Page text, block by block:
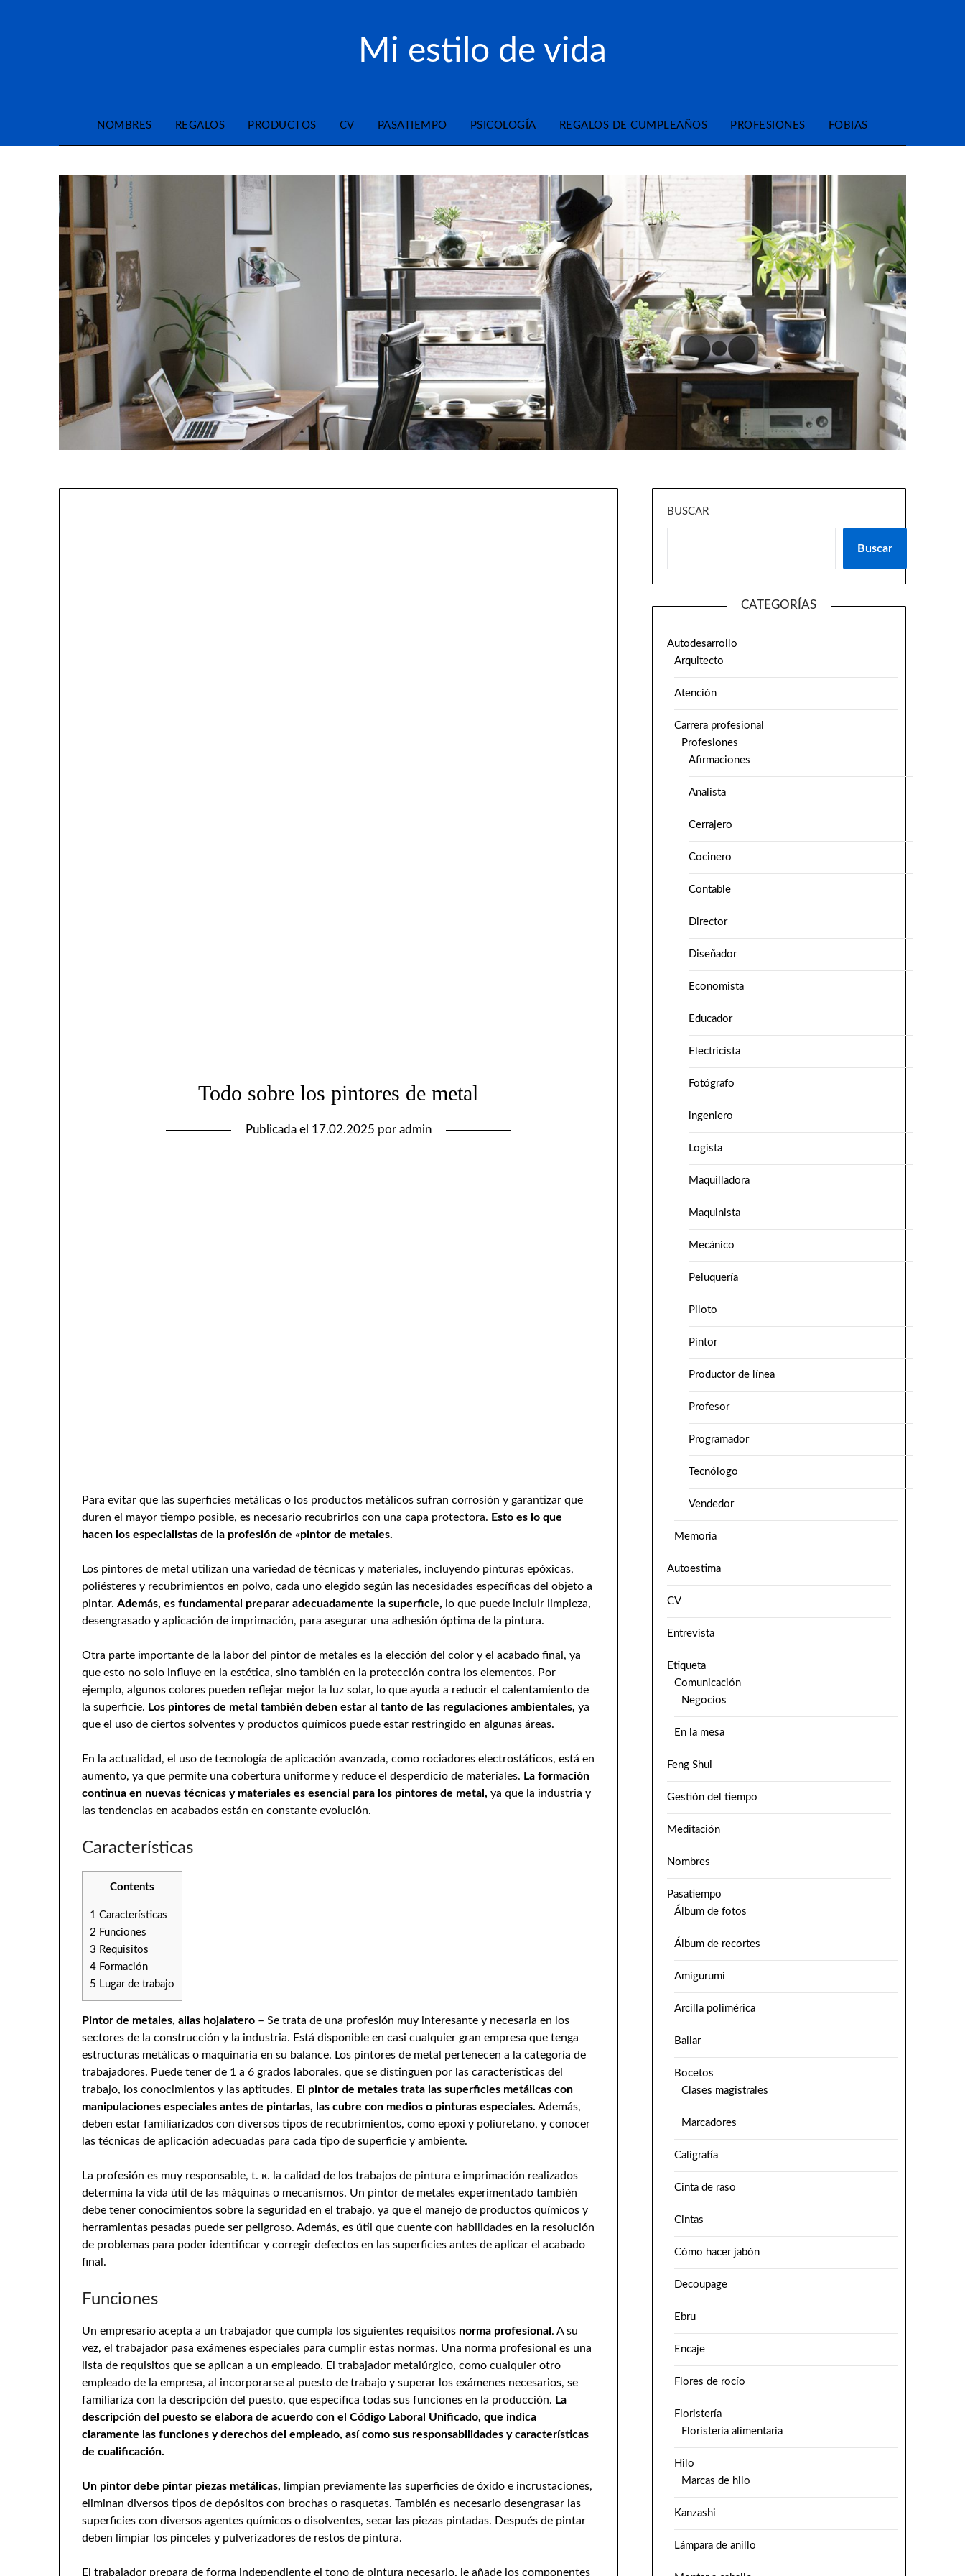
Mi estilo de vida
NOMBRES REGALOS PRODUCTOS CV PASATIEMPO PSICOLOGÍA REGALOS DE CUMPLEAÑOS PROFESIONES FOBIAS
Todo sobre los pintores de metal
Publicada el 17.02.2025 por admin
Para evitar que las superficies metálicas o los productos metálicos sufran corrosión y garantizar que
duren el mayor tiempo posible, es necesario recubrirlos con una capa protectora. Esto es lo que
hacen los especialistas de la profesión de «pintor de metales.
Los pintores de metal utilizan una variedad de técnicas y materiales, incluyendo pinturas epóxicas,
poliésteres y recubrimientos en polvo, cada uno elegido según las necesidades específicas del objeto a
pintar.Además, es fundamental preparar adecuadamente la superficie, lo que puede incluir limpieza,
desengrasado y aplicación de imprimación, para asegurar una adhesión óptima de la pintura.
Otra parte importante de la labor del pintor de metales es la elección del color y el acabado final, ya
que esto no solo influye en la estética, sino también en la protección contra los elementos. Por
ejemplo, algunos colores pueden reflejar mejor la luz solar, lo que ayuda a reducir el calentamiento de
la superficie. Los pintores de metal también deben estar al tanto de las regulaciones ambientales, ya
que el uso de ciertos solventes y productos químicos puede estar restringido en algunas áreas.
En la actualidad, el uso de tecnología de aplicación avanzada, como rociadores electrostáticos, está en
aumento, ya que permite una cobertura uniforme y reduce el desperdicio de materiales. La formación
continua en nuevas técnicas y materiales es esencial para los pintores de metal, ya que la industria y
las tendencias en acabados están en constante evolución.
Características
Contents
1 Características
2 Funciones
3 Requisitos
4 Formación
5 Lugar de trabajo
Pintor de metales, alias hojalatero – Se trata de una profesión muy interesante y necesaria en los
sectores de la construcción y la industria. Está disponible en casi cualquier gran empresa que tenga
estructuras metálicas o maquinaria en su balance. Los pintores de metal pertenecen a la categoría de
trabajadores. Puede tener de 1 a 6 grados laborales, que se distinguen por las características del
trabajo, los conocimientos y las aptitudes. El pintor de metales trata las superficies metálicas con
manipulaciones especiales antes de pintarlas, las cubre con medios o pinturas especiales. Además,
deben estar familiarizados con diversos tipos de recubrimientos, como epoxi y poliuretano, y conocer
las técnicas de aplicación adecuadas para cada tipo de superficie y ambiente.
La profesión es muy responsable, t. к. la calidad de los trabajos de pintura e imprimación realizados
determina la vida útil de las máquinas o mecanismos. Un pintor de metales experimentado también
debe tener conocimientos sobre la seguridad en el trabajo, ya que el manejo de productos químicos y
herramientas pesadas puede ser peligroso. Además, es útil que cuente con habilidades en la resolución
de problemas para poder identificar y corregir defectos en las superficies antes de aplicar el acabado
final.
Funciones
Un empresario acepta a un trabajador que cumpla los siguientes requisitos norma profesional . A su
vez, el trabajador pasa exámenes especiales para cumplir estas normas. Una norma profesional es una
lista de requisitos que se aplican a un empleado. El trabajador metalúrgico, como cualquier otro
empleado de la empresa, al incorporarse al puesto de trabajo y superar los exámenes necesarios, se
familiariza con la descripción del puesto, que especifica todas sus funciones en la producción. La
descripción del puesto se elabora de acuerdo con el Código Laboral Unificado, que indica
claramente las funciones y derechos del empleado, así como sus responsabilidades y características
de cualificación.
Un pintor debe pintar piezas metálicas, limpian previamente las superficies de óxido e incrustaciones,
eliminan diversos tipos de depósitos con brochas o rasquetas. También es necesario desengrasar las
superficies con diversos agentes químicos o disolventes, secar las piezas pintadas. Después de pintar
deben limpiar los pinceles y pulverizadores de restos de pintura.
El trabajador prepara de forma independiente el tono de pintura necesario, le añade los componentes
BUSCAR
Buscar
CATEGORÍAS
Autodesarrollo
Arquitecto
Atención
Carrera profesional
Profesiones
Afirmaciones
Analista
Cerrajero
Cocinero
Contable
Director
Diseñador
Economista
Educador
Electricista
Fotógrafo
ingeniero
Logista
Maquilladora
Maquinista
Mecánico
Peluquería
Piloto
Pintor
Productor de línea
Profesor
Programador
Tecnólogo
Vendedor
Memoria
Autoestima
CV
Entrevista
Etiqueta
Comunicación
Negocios
En la mesa
Feng Shui
Gestión del tiempo
Meditación
Nombres
Pasatiempo
Álbum de fotos
Álbum de recortes
Amigurumi
Arcilla polimérica
Bailar
Bocetos
Clases magistrales
Marcadores
Caligrafía
Cinta de raso
Cintas
Cómo hacer jabón
Decoupage
Ebru
Encaje
Flores de rocío
Floristería
Floristería alimentaria
Hilo
Marcas de hilo
Kanzashi
Lámpara de anillo